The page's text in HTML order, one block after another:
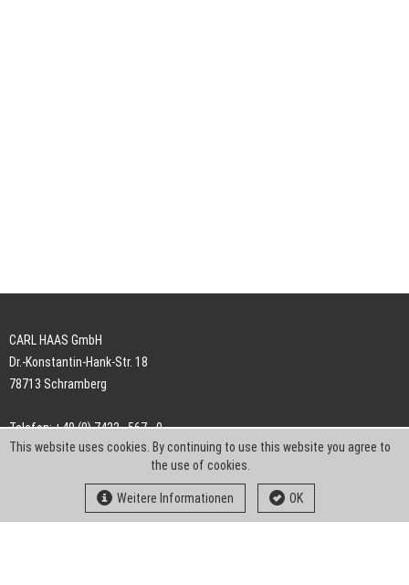
CARL HAAS GmbH
Dr.-Konstantin-Hank-Str. 18
78713 Schramberg
Telefon: +49 (0) 7422 . 567 - 0
Telefax: +49 (0) 7422 . 567 - 239
info-ch@kern-liebers.com
This website uses cookies. By continuing to use this website you agree to
the use of cookies.
Weitere Informationen OK